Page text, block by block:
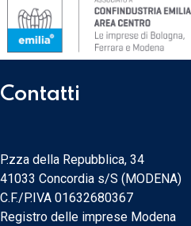
Contatti
P.zza della Repubblica, 34
41033 Concordia s/S (MODENA)
C.F./P.IVA 01632680367
Registro delle imprese Modena